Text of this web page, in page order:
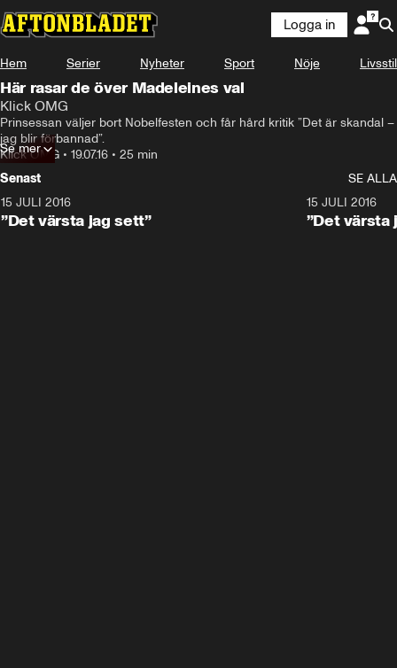
Logga in
Hem Serier Nyheter Sport Nöje Livsstil
Här rasar de över Madeleines val
Klick OMG
Prinsessan väljer bort Nobelfesten och får hård kritik ”Det är skandal –
jag blir förbannad”.
Klick OMG • 19.07.16 • 25 min
Se mer
Senast
SE ALLA
15 JULI 2016
”Det värsta jag sett”
15 JULI 2016
”Det värsta